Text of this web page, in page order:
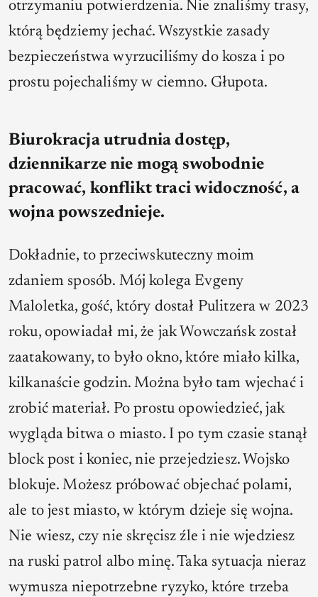
otrzymaniu potwierdzenia. Nie znaliśmy trasy,
którą będziemy jechać. Wszystkie zasady
bezpieczeństwa wyrzuciliśmy do kosza i po
prostu pojechaliśmy w ciemno. Głupota.
Biurokracja utrudnia dostęp,
dziennikarze nie mogą swobodnie
pracować, konflikt traci widoczność, a
wojna powszednieje.
Dokładnie, to przeciwskuteczny moim
zdaniem sposób. Mój kolega Evgeny
Maloletka, gość, który dostał Pulitzera w 2023
roku, opowiadał mi, że jak Wowczańsk został
zaatakowany, to było okno, które miało kilka,
kilkanaście godzin. Można było tam wjechać i
zrobić materiał. Po prostu opowiedzieć, jak
wygląda bitwa o miasto. I po tym czasie stanął
block post i koniec, nie przejedziesz. Wojsko
blokuje. Możesz próbować objechać polami,
ale to jest miasto, w którym dzieje się wojna.
Nie wiesz, czy nie skręcisz źle i nie wjedziesz
na ruski patrol albo minę. Taka sytuacja nieraz
wymusza niepotrzebne ryzyko, które trzeba